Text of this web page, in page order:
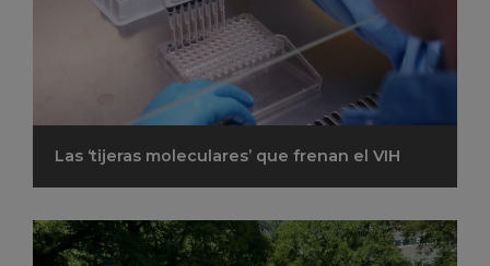
Las ‘tijeras moleculares’ que frenan el VIH